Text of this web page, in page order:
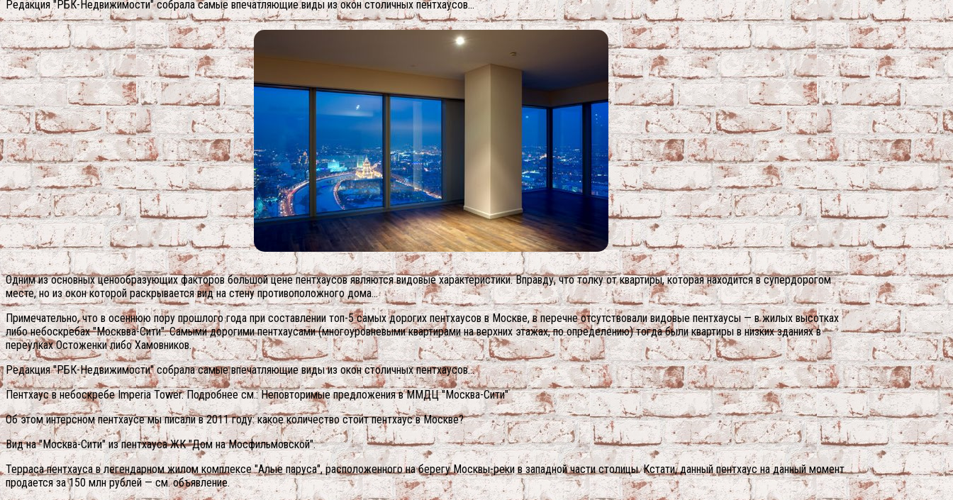
Редакция "РБК-Недвижимости" собрала самые впечатляющие виды из окон столичных пентхаусов…
Одним из основных ценообразующих факторов большой цене пентхаусов являются видовые характеристики. Вправду, что толку от квартиры, которая находится в супердорогом
месте, но из окон которой раскрывается вид на стену противоположного дома…
Примечательно, что в осеннюю пору прошлого года при составлении топ-5 самых дорогих пентхаусов в Москве, в перечне отсутствовали видовые пентхаусы — в жилых высотках
либо небоскребах "Москвва-Сити". Самыми дорогими пентхаусами (многоуровневыми квартирами на верхних этажах, по определению) тогда были квартиры в низких зданиях в
переулках Остоженки либо Хамовников.
Редакция "РБК-Недвижимости" собрала самые впечатляющие виды из окон столичных пентхаусов…
Пентхаус в небоскребе Imperia Tower. Подробнее см.: Неповторимые предложения в ММДЦ "Москва-Сити"
Об этом интерсном пентхаусе мы писали в 2011 году: какое количество стоит пентхаус в Москве?
Вид на "Москва-Сити" из пентхауса ЖК "Дом на Мосфильмовской".
Терраса пентхауса в легендарном жилом комплексе "Алые паруса", расположенного на берегу Москвы-реки в западной части столицы. Кстати, данный пентхаус на данный момент
продается за 150 млн рублей — см. объявление.